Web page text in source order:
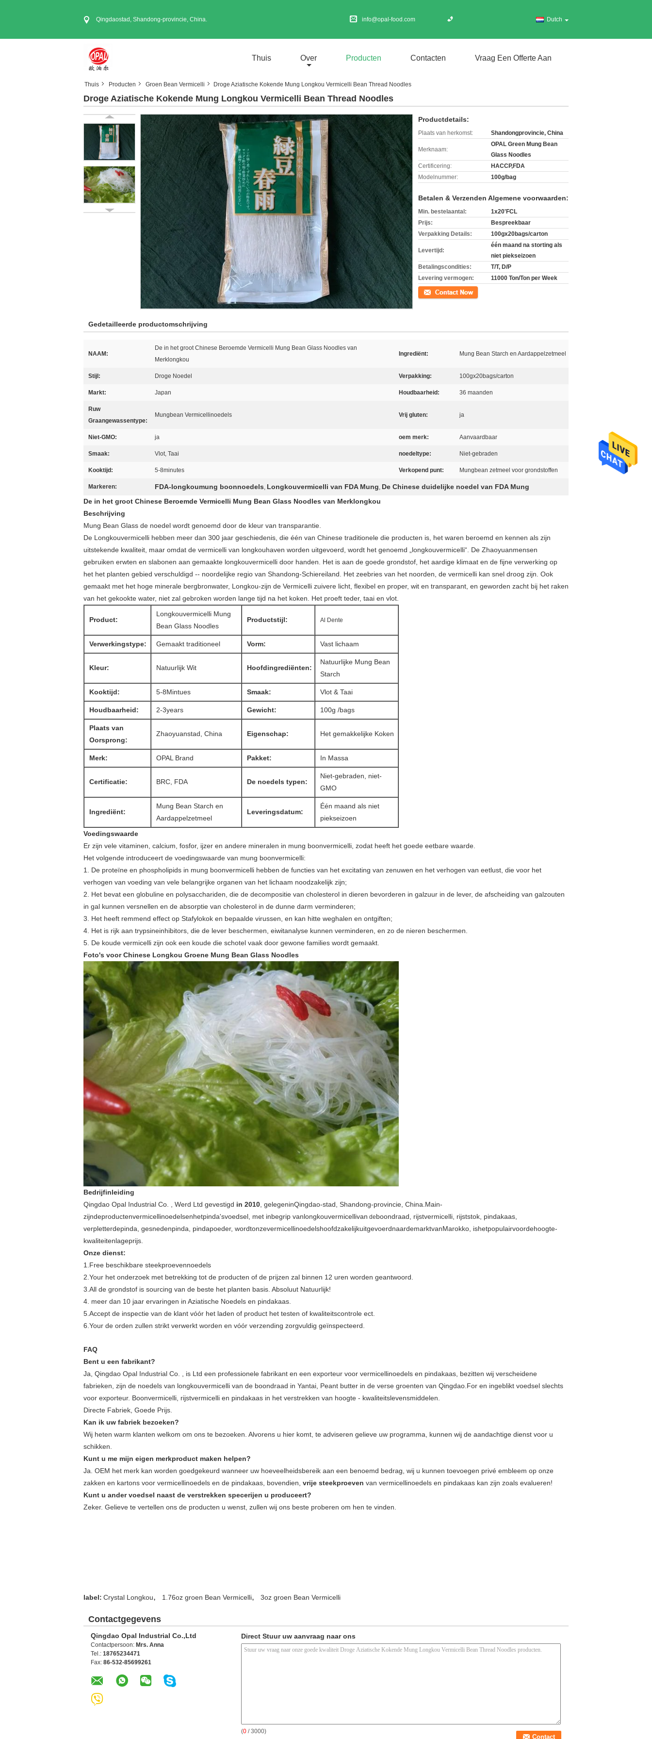
Qingdaostad, Shandong-provincie, China. info@opal-food.com Dutch
Thuis Over Producten Contacten Vraag Een Offerte Aan
Thuis Producten Groen Bean Vermicelli Droge Aziatische Kokende Mung Longkou Vermicelli Bean Thread Noodles
Droge Aziatische Kokende Mung Longkou Vermicelli Bean Thread Noodles
Productdetails:
Plaats van herkomst: Shandongprovincie, China
Merknaam:
OPAL Green Mung Bean
Glass Noodles
Certificering:
HACCP,FDA
Modelnummer:
100g/bag
Betalen & Verzenden Algemene voorwaarden:
Min. bestelaantal:
1x20'FCL
Prijs:
Bespreekbaar
Verpakking Details:
100gx20bags/carton
Levertijd:
één maand na storting als
niet piekseizoen
Betalingscondities:
T/T, D/P
Levering vermogen:
11000 Ton/Ton per Week
Contact
Gedetailleerde productomschrijving
NAAM:
De in het groot Chinese Beroemde Vermicelli Mung Bean Glass Noodles van
Merklongkou
Ingrediënt: Mung Bean Starch en Aardappelzetmeel
Stijl: Droge Noedel Verpakking: 100gx20bags/carton
Markt: Japan Houdbaarheid: 36 maanden
Ruw
Graangewassentype:
Mungbean Vermicellinoedels Vrij gluten: ja
Niet-GMO: ja oem merk: Aanvaardbaar
Smaak: Vlot, Taai noedeltype: Niet-gebraden
Kooktijd: 5-8minutes Verkopend punt: Mungbean zetmeel voor grondstoffen
Markeren: FDA-longkoumung boonnoedels, Longkouvermicelli van FDA Mung, De Chinese duidelijke noedel van FDA Mung
De in het groot Chinese Beroemde Vermicelli Mung Bean Glass Noodles van Merklongkou
Beschrijving
Mung Bean Glass de noedel wordt genoemd door de kleur van transparantie.
De Longkouvermicelli hebben meer dan 300 jaar geschiedenis, die één van Chinese traditionele die producten is, het waren beroemd en kennen als zijn
uitstekende kwaliteit, maar omdat de vermicelli van longkouhaven worden uitgevoerd, wordt het genoemd „longkouvermicelli“. De Zhaoyuanmensen
gebruiken erwten en slabonen aan gemaakte longkouvermicelli door handen. Het is aan de goede grondstof, het aardige klimaat en de fijne verwerking op
het het planten gebied verschuldigd -- noordelijke regio van Shandong-Schiereiland. Het zeebries van het noorden, de vermicelli kan snel droog zijn. Ook
gemaakt met het hoge minerale bergbronwater, Longkou-zijn de Vermicelli zuivere licht, flexibel en proper, wit en transparant, en geworden zacht bij het raken
van het gekookte water, niet zal gebroken worden lange tijd na het koken. Het proeft teder, taai en vlot.
Product:
Longkouvermicelli Mung
Bean Glass Noodles
Productstijl: Al Dente
Verwerkingstype: Gemaakt traditioneel Vorm: Vast lichaam
Kleur: Natuurlijk Wit Hoofdingrediënten:
Natuurlijke Mung Bean
Starch
Kooktijd: 5-8Mintues Smaak: Vlot & Taai
Houdbaarheid: 2-3years Gewicht: 100g /bags
Plaats van
Oorsprong:
Zhaoyuanstad, China Eigenschap: Het gemakkelijke Koken
Merk: OPAL Brand Pakket: In Massa
Certificatie: BRC, FDA De noedels typen:
Niet-gebraden, niet-
GMO
Ingrediënt:
Mung Bean Starch en
Aardappelzetmeel
Leveringsdatum:
Één maand als niet
piekseizoen
Voedingswaarde
Er zijn vele vitaminen, calcium, fosfor, ijzer en andere mineralen in mung boonvermicelli, zodat heeft het goede eetbare waarde.
Het volgende introduceert de voedingswaarde van mung boonvermicelli:
1. De proteïne en phospholipids in mung boonvermicelli hebben de functies van het excitating van zenuwen en het verhogen van eetlust, die voor het
verhogen van voeding van vele belangrijke organen van het lichaam noodzakelijk zijn;
2. Het bevat een globuline en polysacchariden, die de decompositie van cholesterol in dieren bevorderen in galzuur in de lever, de afscheiding van galzouten
in gal kunnen versnellen en de absorptie van cholesterol in de dunne darm verminderen;
3. Het heeft remmend effect op Stafylokok en bepaalde virussen, en kan hitte weghalen en ontgiften;
4. Het is rijk aan trypsineinhibitors, die de lever beschermen, eiwitanalyse kunnen verminderen, en zo de nieren beschermen.
5. De koude vermicelli zijn ook een koude die schotel vaak door gewone families wordt gemaakt.
Foto's voor Chinese Longkou Groene Mung Bean Glass Noodles
Bedrijfinleiding
Qingdao Opal Industrial Co. , Werd Ltd gevestigd in 2010 , gelegeninQingdao-stad, Shandong-provincie, China.Main-
zijndeproductenvermicellinoedelsenhetpinda'svoedsel, met inbegrip vanlongkouvermicellivan deboondraad, rijstvermicelli, rijststok, pindakaas,
verpletterdepinda, gesnedenpinda, pindapoeder, wordtonzevermicellinoedelshoofdzakelijkuitgevoerdnaardemarktvanMarokko, ishetpopulairvoordehoogte-
kwaliteitenlageprijs.
Onze dienst:
1.Free beschikbare steekproevennoedels
2.Your het onderzoek met betrekking tot de producten of de prijzen zal binnen 12 uren worden geantwoord.
3.All de grondstof is sourcing van de beste het planten basis. Absoluut Natuurlijk!
4. meer dan 10 jaar ervaringen in Aziatische Noedels en pindakaas.
5.Accept de inspectie van de klant vóór het laden of product het testen of kwaliteitscontrole ect.
6.Your de orden zullen strikt verwerkt worden en vóór verzending zorgvuldig geïnspecteerd.
FAQ
Bent u een fabrikant?
Ja, Qingdao Opal Industrial Co. , is Ltd een professionele fabrikant en een exporteur voor vermicellinoedels en pindakaas, bezitten wij verscheidene
fabrieken, zijn de noedels van longkouvermicelli van de boondraad in Yantai, Peant butter in de verse groenten van Qingdao.For en ingeblikt voedsel slechts
voor exporteur. Boonvermicelli, rijstvermicelli en pindakaas in het verstrekken van hoogte - kwaliteitslevensmiddelen.
Directe Fabriek, Goede Prijs.
Kan ik uw fabriek bezoeken?
Wij heten warm klanten welkom om ons te bezoeken. Alvorens u hier komt, te adviseren gelieve uw programma, kunnen wij de aandachtige dienst voor u
schikken.
Kunt u me mijn eigen merkproduct maken helpen?
Ja. OEM het merk kan worden goedgekeurd wanneer uw hoeveelheidsbereik aan een benoemd bedrag, wij u kunnen toevoegen privé embleem op onze
zakken en kartons voor vermicellinoedels en de pindakaas, bovendien, vrije steekproeven van vermicellinoedels en pindakaas kan zijn zoals evalueren!
Kunt u ander voedsel naast de verstrekken specerijen u produceert?
Zeker. Gelieve te vertellen ons de producten u wenst, zullen wij ons beste proberen om hen te vinden.
label: Crystal Longkou, 1.76oz groen Bean Vermicelli, 3oz groen Bean Vermicelli
Contactgegevens
Qingdao Opal Industrial Co.,Ltd
Contactpersoon: Mrs. Anna
Tel.: 18765234471
Fax: 86-532-85699261
Direct Stuur uw aanvraag naar ons
(0 / 3000)